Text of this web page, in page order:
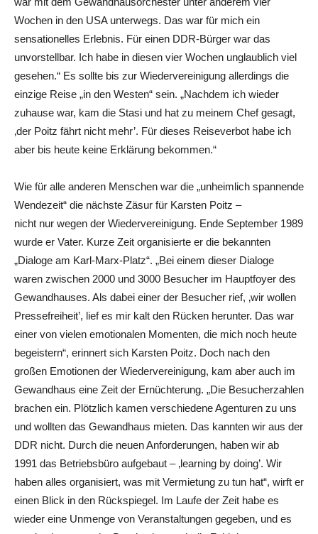
Wochen in den USA unterwegs. Das war für mich ein
sensationelles Erlebnis. Für einen DDR-Bürger war das
unvorstellbar. Ich habe in diesen vier Wochen unglaublich viel
gesehen.“ Es sollte bis zur Wiedervereinigung allerdings die
einzige Reise „in den Westen“ sein. „Nachdem ich wieder
zuhause war, kam die Stasi und hat zu meinem Chef gesagt,
‚der Poitz fährt nicht mehr’. Für dieses Reiseverbot habe ich
aber bis heute keine Erklärung bekommen.“
Wie für alle anderen Menschen war die „unheimlich spannende
Wendezeit“ die nächste Zäsur für Karsten Poitz –
nicht nur wegen der Wiedervereinigung. Ende September 1989
wurde er Vater. Kurze Zeit organisierte er die bekannten
„Dialoge am Karl-Marx-Platz“. „Bei einem dieser Dialoge
waren zwischen 2000 und 3000 Besucher im Hauptfoyer des
Gewandhauses. Als dabei einer der Besucher rief, ‚wir wollen
Pressefreiheit’, lief es mir kalt den Rücken herunter. Das war
einer von vielen emotionalen Momenten, die mich noch heute
begeistern“, erinnert sich Karsten Poitz. Doch nach den
großen Emotionen der Wiedervereinigung, kam aber auch im
Gewandhaus eine Zeit der Ernüchterung. „Die Besucherzahlen
brachen ein. Plötzlich kamen verschiedene Agenturen zu uns
und wollten das Gewandhaus mieten. Das kannten wir aus der
DDR nicht. Durch die neuen Anforderungen, haben wir ab
1991 das Betriebsbüro aufgebaut – ‚learning by doing’. Wir
haben alles organisiert, was mit Vermietung zu tun hat“, wirft er
einen Blick in den Rückspiegel. Im Laufe der Zeit habe es
wieder eine Unmenge von Veranstaltungen gegeben, und es